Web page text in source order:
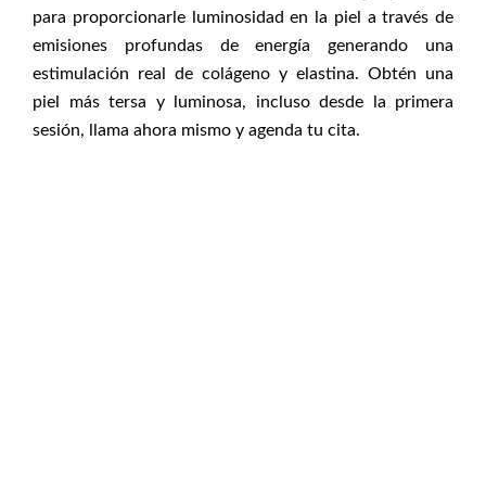
para proporcionarle luminosidad en la piel a través de
emisiones profundas de energía generando una
estimulación real de colágeno y elastina. Obtén una
piel más tersa y luminosa, incluso desde la primera
sesión, llama ahora mismo y agenda tu cita.